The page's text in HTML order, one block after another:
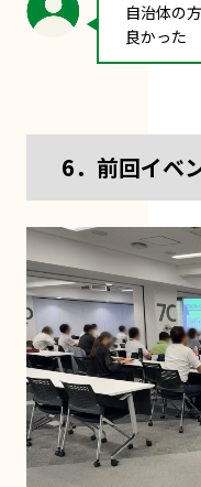
自治体の
良かった
6．前回イベ